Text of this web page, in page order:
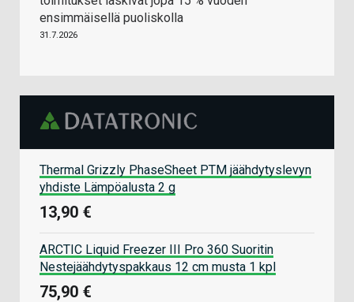
ensimmäisellä puoliskolla
31.7.2026
Thermal Grizzly PhaseSheet PTM jäähdytyslevyn
yhdiste Lämpöalusta 2 g
13,90 €
ARCTIC Liquid Freezer III Pro 360 Suoritin
Nestejäähdytyspakkaus 12 cm musta 1 kpl
75,90 €